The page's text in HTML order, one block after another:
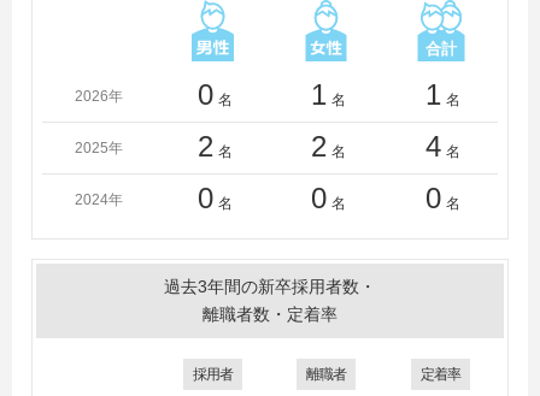
2026年 0 名 1 名 1 名
2025年 2 名 2 名 4 名
2024年 0 名 0 名 0 名
過去3年間の新卒採用者数・
離職者数・定着率
採用者 離職者 定着率